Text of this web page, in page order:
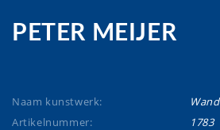
PETER MEIJER
Naam kunstwerk:
Artikelnummer:
1783